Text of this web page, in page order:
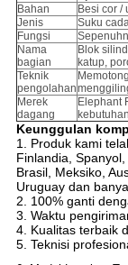
Bahan
Besi cor /
Jenis
Suku
Fungsi
Nama
bagian
Blok
katup,
Teknik
pengolahan
Merek
dagang
Elephant
Keunggulan
1. Produk kami
Finlandia,
Brasil, Meksiko,
Uruguay dan
2. 100% ganti
3. Waktu
4. Kualitas terbaik
5. Teknisi